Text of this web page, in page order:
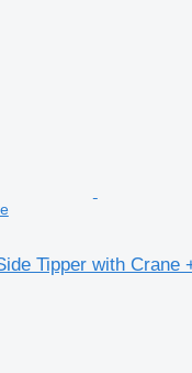
Tipper with Crane